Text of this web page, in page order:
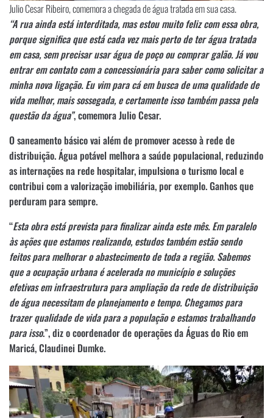
Julio Cesar Ribeiro, comemora a chegada de água tratada em sua casa.
“A rua ainda está interditada, mas estou muito feliz com essa obra,
porque significa que está cada vez mais perto de ter água tratada
em casa, sem precisar usar água de poço ou comprar galão. Já vou
entrar em contato com a concessionária para saber como solicitar a
minha nova ligação. Eu vim para cá em busca de uma qualidade de
vida melhor, mais sossegada, e certamente isso também passa pela
questão da água”, comemora Julio Cesar.
O saneamento básico vai além de promover acesso à rede de
distribuição. Água potável melhora a saúde populacional, reduzindo
as internações na rede hospitalar, impulsiona o turismo local e
contribui com a valorização imobiliária, por exemplo. Ganhos que
perduram para sempre.
“Esta obra está prevista para finalizar ainda este mês. Em paralelo
às ações que estamos realizando, estudos também estão sendo
feitos para melhorar o abastecimento de toda a região. Sabemos
que a ocupação urbana é acelerada no município e soluções
efetivas em infraestrutura para ampliação da rede de distribuição
de água necessitam de planejamento e tempo. Chegamos para
trazer qualidade de vida para a população e estamos trabalhando
para isso.”, diz o coordenador de operações da Águas do Rio em
Maricá, Claudinei Dumke.